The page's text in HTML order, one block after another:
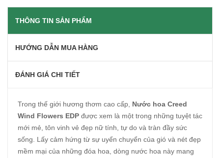
THÔNG TIN SẢN PHẨM
HƯỚNG DẪN MUA HÀNG
ĐÁNH GIÁ CHI TIẾT
Trong thế giới hương thơm cao cấp, Nước hoa Creed
Wind Flowers EDP được xem là một trong những tuyệt tác
mới mẻ, tôn vinh vẻ đẹp nữ tính, tự do và tràn đầy sức
sống. Lấy cảm hứng từ sự uyển chuyển của gió và nét đẹp
mềm mại của những đóa hoa, dòng nước hoa này mang